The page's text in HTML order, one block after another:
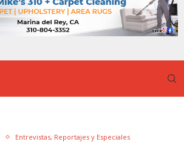
Entrevistas, Reportajes y Especiales